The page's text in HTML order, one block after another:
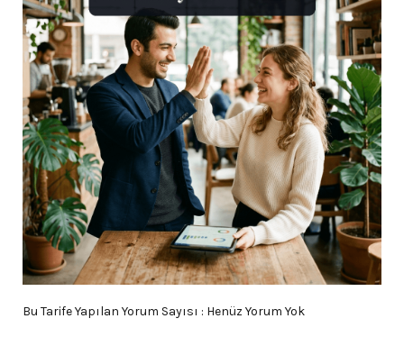
Bu Tarife Yapılan Yorum Sayısı : Henüz Yorum Yok